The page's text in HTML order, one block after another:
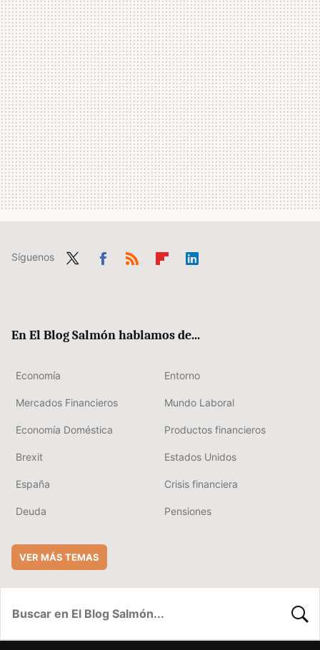
Síguenos
En El Blog Salmón hablamos de...
Economía Entorno
Mercados Financieros Mundo Laboral
Economía Doméstica Productos financieros
Brexit Estados Unidos
España Crisis financiera
Deuda Pensiones
VER MÁS TEMAS